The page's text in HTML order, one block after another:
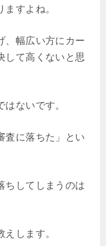
すよね。
、幅広い方にカー
して高くないと思
ないです。
査に落ちた」とい
ちしてしまうのは
します。